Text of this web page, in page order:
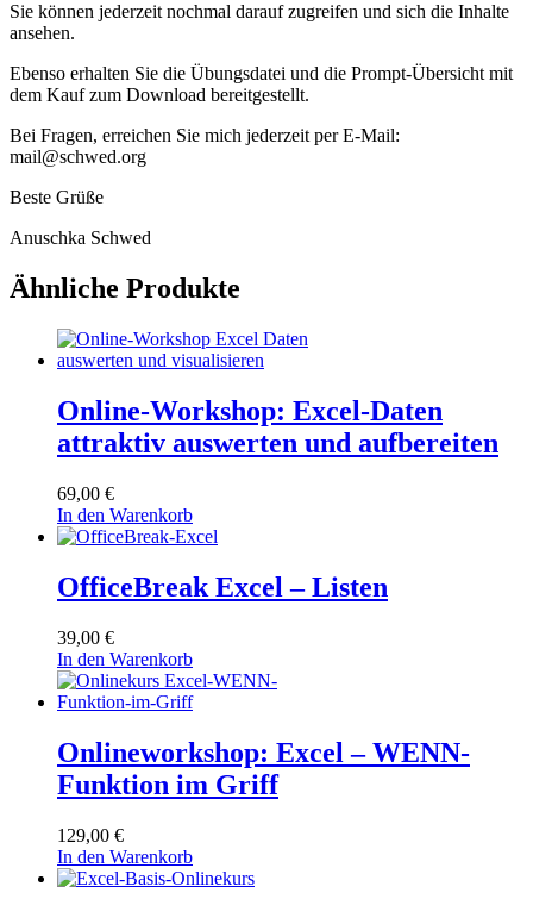
Sie können jederzeit nochmal darauf zugreifen und sich die Inhalte
ansehen.
Ebenso erhalten Sie die Übungsdatei und die Prompt-Übersicht mit
dem Kauf zum Download bereitgestellt.
Bei Fragen, erreichen Sie mich jederzeit per E-Mail:
mail@schwed.org
Beste Grüße
Anuschka Schwed
Ähnliche Produkte
Online-Workshop: Excel-Daten
attraktiv auswerten und aufbereiten
69,00 €
In den Warenkorb
OfficeBreak Excel – Listen
39,00 €
In den Warenkorb
Onlineworkshop: Excel – WENN-
Funktion im Griff
129,00 €
In den Warenkorb